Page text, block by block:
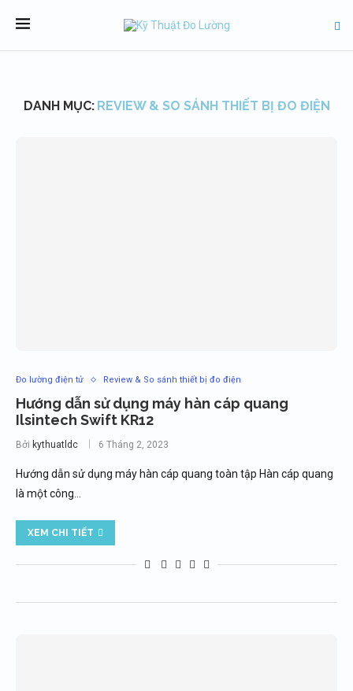
DANH MỤC: REVIEW & SO SÁNH THIẾT BỊ ĐO ĐIỆN
Đo lường điện tử Review & So sánh thiết bị đo điện
Hướng dẫn sử dụng máy hàn cáp quang
Ilsintech Swift KR12
Bởi kythuatldc 6 Tháng 2, 2023
Hướng dẫn sử dụng máy hàn cáp quang toàn tập Hàn cáp quang
là một công…
XEM CHI TIẾT